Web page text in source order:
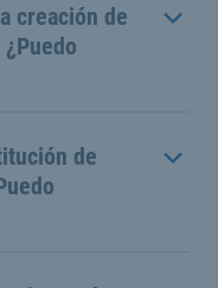
creación de
de